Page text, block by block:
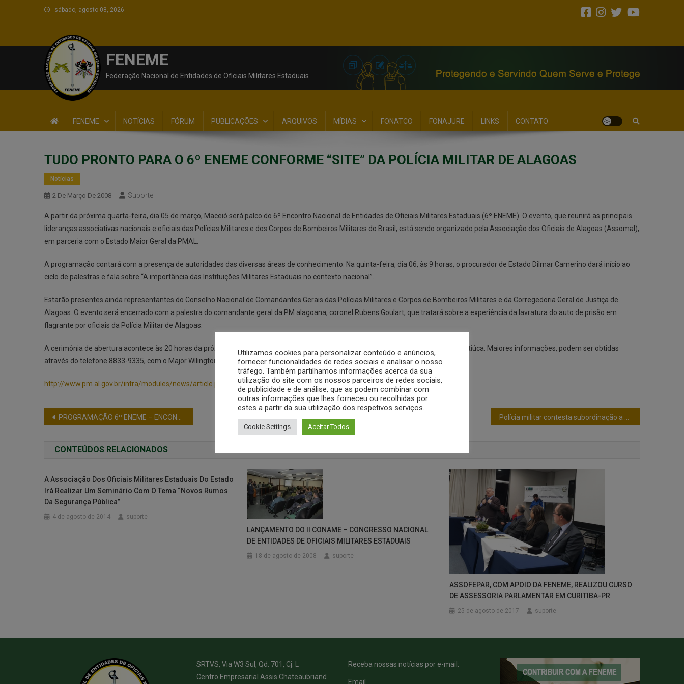
sábado, agosto 08, 2026
FENEME
Federação Nacional de Entidades de Oficiais Militares Estaduais
FENEME NOTÍCIAS FÓRUM PUBLICAÇÕES ARQUIVOS MÍDIAS FONATCO FONAJURE LINKS CONTATO
TUDO PRONTO PARA O 6º ENEME CONFORME “SITE” DA POLÍCIA MILITAR DE ALAGOAS
Notícias
2 De Março De 2008 Suporte
A partir da próxima quarta-feira, dia 05 de março, Maceió será palco do 6º Encontro Nacional de Entidades de Oficiais Militares Estaduais (6º ENEME). O evento, que reunirá as principais
lideranças associativas nacionais e oficiais das Polícias Militares e dos Corpos de Bombeiros Militares do Brasil, está sendo organizado pela Associação dos Oficiais de Alagoas (Assomal),
em parceria com o Estado Maior Geral da PMAL.
A programação contará com a presença de autoridades das diversas áreas de conhecimento. Na quinta-feira, dia 06, às 9 horas, o procurador de Estado Dilmar Camerino dará início ao
ciclo de palestras e fala sobre “A importância das Instituições Militares Estaduais no contexto nacional”.
Estarão presentes ainda representantes do Conselho Nacional de Comandantes Gerais das Polícias Militares e Corpos de Bombeiros Militares e da Corregedoria Geral de Justiça de
Alagoas. O evento será encerrado com a palestra do comandante geral da PM alagoana, coronel Rubens Goulart, que tratará sobre a experiência da lavratura do auto de prisão em
flagrante por oficiais da Polícia Militar de Alagoas.
A cerimônia de abertura acontece às 20 horas da próxima quarta-feira no Hotel Maceió Atlantic – antigo Hotel Meliá – na praia de Jatiúca. Maiores informações, podem ser obtidas
através do telefone 8833-9335, com o Major Wllington Fragoso, Presidente da Assomal.
http://www.pm.al.gov.br/intra/modules/news/article.php?storyid=136
PROGRAMAÇÃO 6º ENEME – ENCONTRO NACIONAL DE ENTIDADES DE OFICIAIS EM MACEIÓ-AL
CONTEÚDOS RELACIONADOS
A Associação Dos Oficiais Militares Estaduais Do Estado
Irá Realizar Um Seminário Com O Tema “Novos Rumos
Da Segurança Pública”
4 de agosto de 2014 suporte
LANÇAMENTO DO II CONAME – CONGRESSO NACIONAL
DE ENTIDADES DE OFICIAIS MILITARES ESTADUAIS
18 de agosto de 2008 suporte
ASSOFEPAR, COM APOIO DA FENEME, REALIZOU CURSO
DE ASSESSORIA PARLAMENTAR EM CURITIBA-PR
25 de agosto de 2017 suporte
SRTVS, Via W3 Sul, Qd. 701, Cj. L
Centro Empresarial Assis Chateaubriand
Receba nossas notícias por e-mail:
Email
Utilizamos cookies para personalizar conteúdo e anúncios,
fornecer funcionalidades de redes sociais e analisar o nosso
tráfego. Também partilhamos informações acerca da sua
utilização do site com os nossos parceiros de redes sociais,
de publicidade e de análise, que as podem combinar com
outras informações que lhes forneceu ou recolhidas por
estes a partir da sua utilização dos respetivos serviços.
Cookie Settings Aceitar Todos